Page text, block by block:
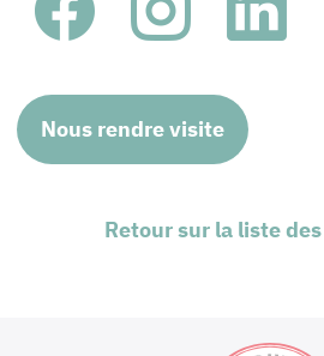
Nous rendre visite
Retour sur la liste